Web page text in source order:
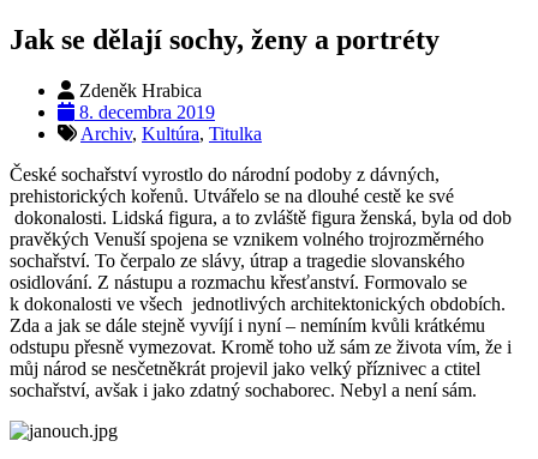
Jak se dělají sochy, ženy a portréty
Zdeněk Hrabica
8. decembra 2019
Archiv, Kultúra, Titulka
České sochařství vyrostlo do národní podoby z dávných,
prehistorických kořenů. Utvářelo se na dlouhé cestě ke své
dokonalosti. Lidská figura, a to zvláště figura ženská, byla od dob
pravěkých Venuší spojena se vznikem volného trojrozměrného
sochařství. To čerpalo ze slávy, útrap a tragedie slovanského
osidlování. Z nástupu a rozmachu křesťanství. Formovalo se
k dokonalosti ve všech jednotlivých architektonických obdobích.
Zda a jak se dále stejně vyvíjí i nyní – nemíním kvůli krátkému
odstupu přesně vymezovat. Kromě toho už sám ze života vím, že i
můj národ se nesčetněkrát projevil jako velký příznivec a ctitel
sochařství, avšak i jako zdatný sochaborec. Nebyl a není sám.